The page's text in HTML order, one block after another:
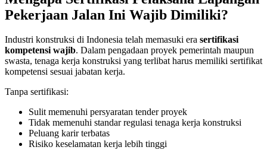
Pekerjaan Jalan Ini Wajib Dimiliki?
Industri konstruksi di Indonesia telah memasuki era sertifikasi
kompetensi wajib. Dalam pengadaan proyek pemerintah maupun
swasta, tenaga kerja konstruksi yang terlibat harus memiliki sertifikat
kompetensi sesuai jabatan kerja.
Tanpa sertifikasi:
Sulit memenuhi persyaratan tender proyek
Tidak memenuhi standar regulasi tenaga kerja konstruksi
Peluang karir terbatas
Risiko keselamatan kerja lebih tinggi